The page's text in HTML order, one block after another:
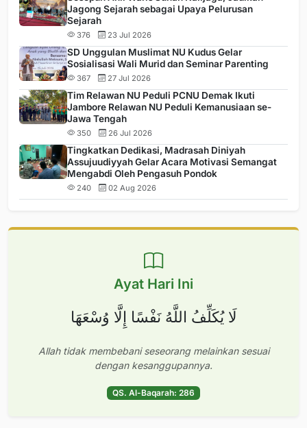
Jagong Sejarah sebagai Upaya Pelurusan
Sejarah
376 23 Jul 2026
SD Unggulan Muslimat NU Kudus Gelar
Sosialisasi Wali Murid dan Seminar Parenting
367 27 Jul 2026
Tim Relawan NU Peduli PCNU Demak Ikuti
Jambore Relawan NU Peduli Kemanusiaan se-
Jawa Tengah
350 26 Jul 2026
Tingkatkan Dedikasi, Madrasah Diniyah
Assujuudiyyah Gelar Acara Motivasi Semangat
Mengabdi Oleh Pengasuh Pondok
240 02 Aug 2026
Ayat Hari Ini
لَا يُكَلِّفُ اللَّهُ نَفْسًا إِلَّا وُسْعَهَا
Allah tidak membebani seseorang melainkan sesuai
dengan kesanggupannya.
QS. Al-Baqarah: 286